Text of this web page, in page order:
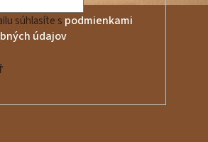
súhlasíte s podmienkami
údajov